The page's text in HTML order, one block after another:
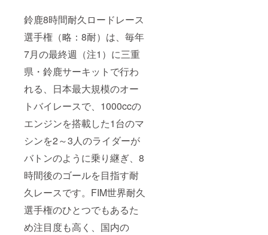
鈴鹿8時間耐久ロードレース
選手権（略：8耐）は、毎年
7月の最終週（注1）に三重
県・鈴鹿サーキットで行わ
れる、日本最大規模のオー
トバイレースで、1000ccの
エンジンを搭載した1台のマ
シンを2～3人のライダーが
バトンのように乗り継ぎ、8
時間後のゴールを目指す耐
久レースです。FIM世界耐久
選手権のひとつでもあるた
め注目度も高く、国内の